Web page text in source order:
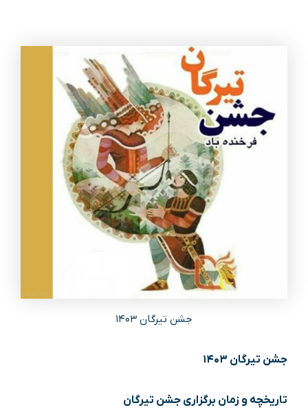
جشن تیرگان ۱۴۰۳
جشن تیرگان ۱۴۰۳
تاریخچه و زمان برگزاری جشن تیرگان